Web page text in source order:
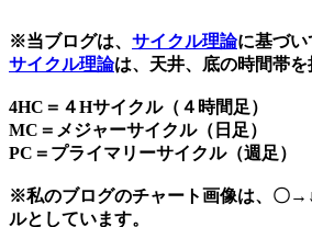
※当ブログは、 サイクル理論に基づい
サイクル理論は、天井、底の時間帯を
4HC＝４Hサイクル（４時間足）
MC＝メジャーサイクル（日足）
PC＝プライマリーサイクル（週足）
※私のブログのチャート画像は、〇
ルとしています。